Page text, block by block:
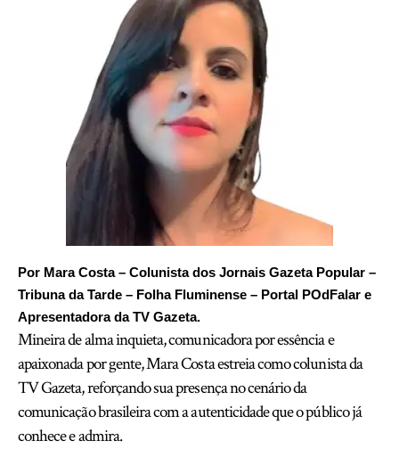
Por Mara Costa – Colunista dos Jornais Gazeta Popular –
Tribuna da Tarde – Folha Fluminense – Portal POdFalar e
Apresentadora da TV Gazeta.
Mineira de alma inquieta, comunicadora por essência e
apaixonada por gente, Mara Costa estreia como colunista da
TV Gazeta, reforçando sua presença no cenário da
comunicação brasileira com a autenticidade que o público já
conhece e admira.